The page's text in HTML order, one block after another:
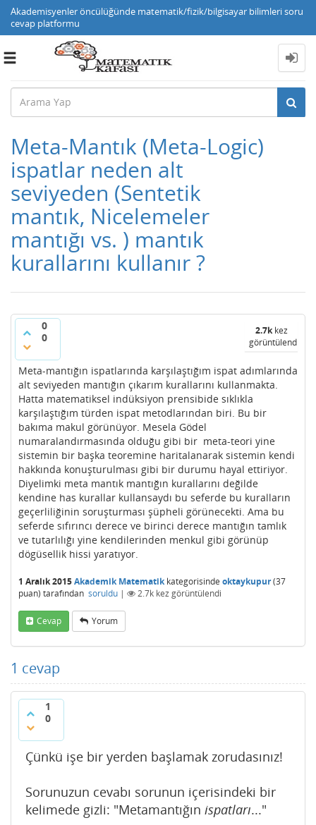
Akademisyenler öncülüğünde matematik/fizik/bilgisayar bilimleri soru
cevap platformu
Toggle
Meta-Mantık (Meta-Logic)
ispatlar neden alt
seviyeden (Sentetik
mantık, Nicelemeler
mantığı vs. ) mantık
kurallarını kullanır ?
0
0
2.7kkez
görüntülendi
Meta-mantığın ispatlarında karşılaştığım ispat adımlarında
alt seviyeden mantığın çıkarım kurallarını kullanmakta.
Hatta matematiksel indüksiyon prensibide sıklıkla
karşılaştığım türden ispat metodlarından biri. Bu bir
bakıma makul görünüyor. Mesela Gödel
numaralandırmasında olduğu gibi bir meta-teori yine
sistemin bir başka teoremine haritalanarak sistemin kendi
hakkında konuşturulması gibi bir durumu hayal ettiriyor.
Diyelimki meta mantık mantığın kurallarını değilde
kendine has kurallar kullansaydı bu seferde bu kuralların
geçerliliğinin soruşturması şüpheli görünecekti. Ama bu
seferde sıfırıncı derece ve birinci derece mantığın tamlık
ve tutarlılığı yine kendilerinden menkul gibi görünüp
dögüsellik hissi yaratıyor.
1 Aralık 2015Akademik Matematikkategorisinde oktaykupur(37
puan) tarafından soruldu | 2.7k kez görüntülendi
Cevap Yorum
1 cevap
1
0
Çünkü işe bir yerden başlamak zorudasınız!
Sorunuzun cevabı sorunun içerisindeki bir
kelimede gizli: "Metamantığın ispatları..."